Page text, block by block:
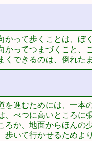
かって歩くことは、ぼ
かってつまづくこと、
くできるのは、倒れた
を進むためには、一本
、べつに高いところに
ろか、地面からほんの
歩いて行かせるためよ